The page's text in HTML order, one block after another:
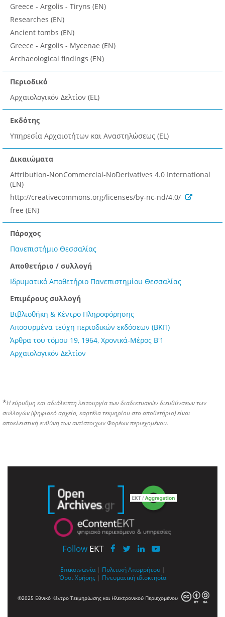
Greece - Argolis - Tiryns (EN)
Researches (EN)
Ancient tombs (EN)
Greece - Argolis - Mycenae (EN)
Archaeological findings (EN)
Περιοδικό
Αρχαιολογικόν Δελτίον (EL)
Εκδότης
Υπηρεσία Αρχαιοτήτων και Αναστηλώσεως (EL)
Δικαιώματα
Attribution-NonCommercial-NoDerivatives 4.0 International
(EN)
http://creativecommons.org/licenses/by-nc-nd/4.0/
free (EN)
Πάροχος
Πανεπιστήμιο Θεσσαλίας
Αποθετήριο / συλλογή
Ιδρυματικό Αποθετήριο Πανεπιστημίου Θεσσαλίας
Επιμέρους συλλογή
Βιβλιοθήκη & Κέντρο Πληροφόρησης
Αποσυρμένα τεύχη περιοδικών εκδόσεων (ΒΚΠ)
Άρθρα του τόμου 19, 1964, Χρονικά-Μέρος Β'1
Αρχαιολογικόν Δελτίον
*Η εύρυθμη και αδιάλειπτη λειτουργία των διαδικτυακών διευθύνσεων των
συλλογών (ψηφιακό αρχείο, καρτέλα τεκμηρίου στο αποθετήριο) είναι
αποκλειστική ευθύνη των αντίστοιχων Φορέων περιεχομένου.
Follow EKT
Επικοινωνία | Πολιτική Απορρήτου |
Όροι Χρήσης | Πνευματική ιδιοκτησία
©2025 Εθνικό Κέντρο Τεκμηρίωσης και Ηλεκτρονικού Περιεχομένου